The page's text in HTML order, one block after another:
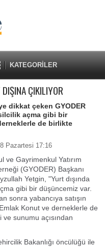
KATEGORİLER
ÇIKILIYOR
dikkat çeken GYODER
açma gibi bir
de birlikte
Pazartesi 17:16
ve Gayrimenkul Yatırım
(GYODER) Başkanı
Yetgin, "Yurt dışında
gibi bir düşüncemiz var.
sonra yabancıya satışın
Konut ve derneklerle de
sunumu açısından
Bakanlığı öncülüğü ile